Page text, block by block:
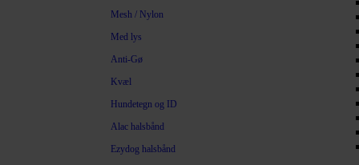
Mesh / Nylon
Med lys
Anti-Gø
Kvæl
Hundetegn og ID
Alac halsbånd
Ezydog halsbånd